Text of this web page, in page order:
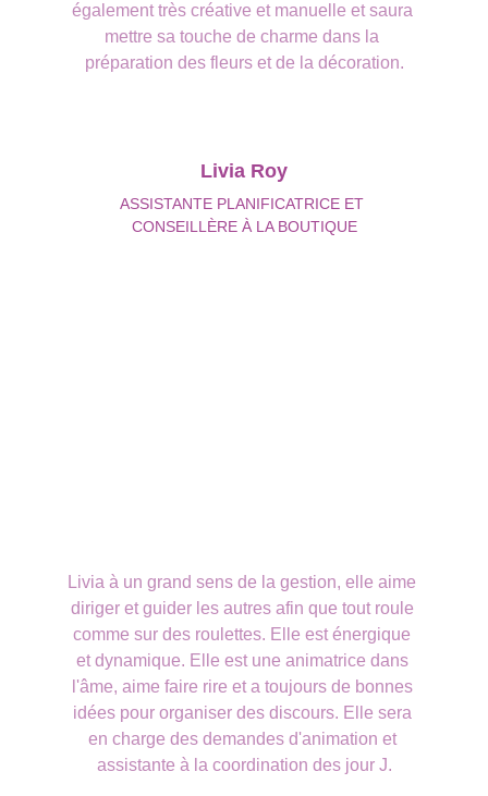
également très créative et manuelle et saura
mettre sa touche de charme dans la
préparation des fleurs et de la décoration.
Livia Roy
ASSISTANTE PLANIFICATRICE ET
CONSEILLÈRE À LA BOUTIQUE
Livia à un grand sens de la gestion, elle aime
diriger et guider les autres afin que tout roule
comme sur des roulettes. Elle est énergique
et dynamique. Elle est une animatrice dans
l'âme, aime faire rire et a toujours de bonnes
idées pour organiser des discours. Elle sera
en charge des demandes d'animation et
assistante à la coordination des jour J.